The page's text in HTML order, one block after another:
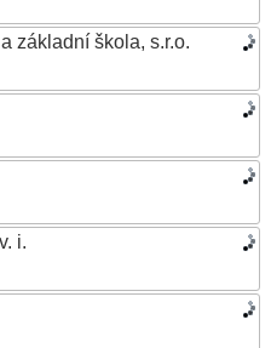
základní škola, s.r.o.
i.